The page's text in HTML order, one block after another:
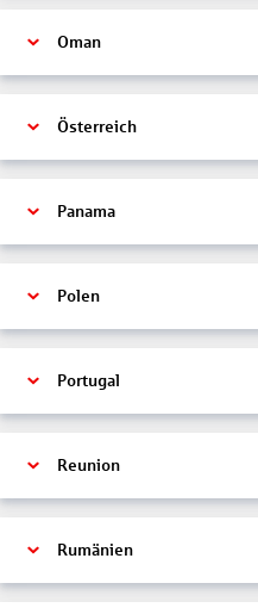
Oman
Österreich
Panama
Polen
Portugal
Reunion
Rumänien